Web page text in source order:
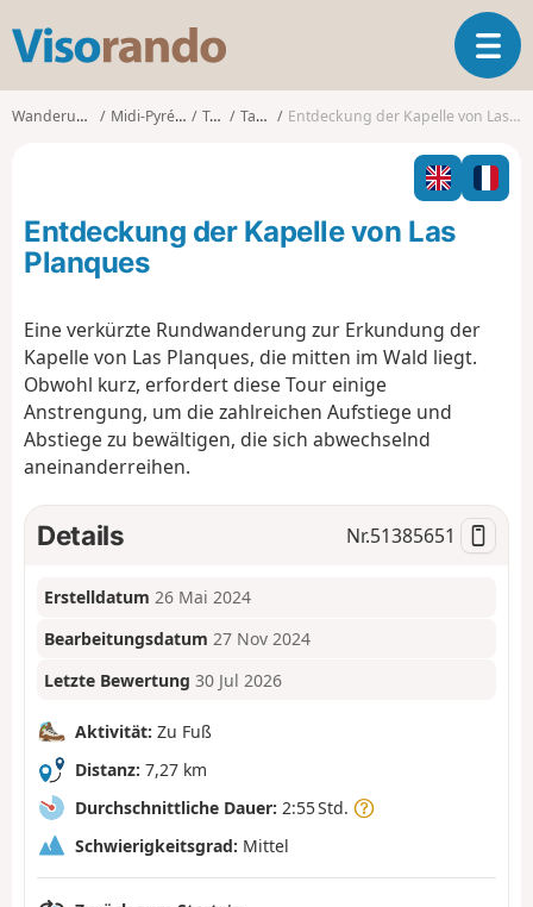
s
o
o
T
o
g
l
n
Wanderungen Midi-Pyrénées Tarn Tanus Entdeckung der Kapelle von Las Planques
Entdeckung der Kapelle von Las
Planques
Eine verkürzte Rundwanderung zur Erkundung der
Kapelle von Las Planques, die mitten im Wald liegt.
Obwohl kurz, erfordert diese Tour einige
Anstrengung, um die zahlreichen Aufstiege und
Abstiege zu bewältigen, die sich abwechselnd
aneinanderreihen.
Details Nr.51385651
Erstelldatum 26 Mai 2024
Bearbeitungsdatum 27 Nov 2024
Letzte Bewertung 30 Jul 2026
Aktivität: Zu Fuß
Distanz: 7,27 km
Durchschnittliche Dauer: 2:55 Std.
Schwierigkeitsgrad: Mittel